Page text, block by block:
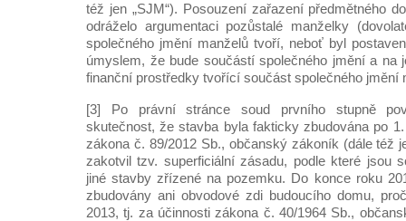
též jen „SJM“). Posouzení zařazení předmětného
odráželo argumentaci pozůstalé manželky
společného jmění manželů tvoří, neboť byl
úmyslem, že bude součástí společného jmění a na
finanční prostředky tvořící součást společného jmění
[3] Po právní stránce soud prvního stupně
skutečnost, že stavba byla fakticky zbudována po
zákona č. 89/2012 Sb., občanský zákoník (dále též
zakotvil tzv. superficiální zásadu, podle které jsou
jiné stavby zřízené na pozemku. Do konce roku
zbudovány ani obvodové zdi budoucího domu,
2013, tj. za účinnosti zákona č. 40/1964 Sb.,